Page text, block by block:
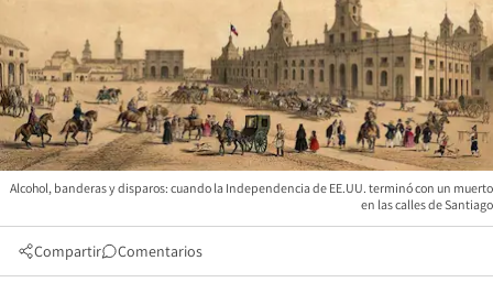
Alcohol, banderas y disparos: cuando la Independencia de EE.UU. terminó con un muerto
en las calles de Santiago
Compartir Comentarios